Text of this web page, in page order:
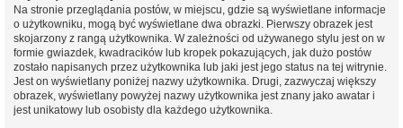
Na stronie przeglądania postów, w miejscu, gdzie są wyświetlane informacje
o użytkowniku, mogą być wyświetlane dwa obrazki. Pierwszy obrazek jest
skojarzony z rangą użytkownika. W zależności od używanego stylu jest on w
formie gwiazdek, kwadracików lub kropek pokazujących, jak dużo postów
zostało napisanych przez użytkownika lub jaki jest jego status na tej witrynie.
Jest on wyświetlany poniżej nazwy użytkownika. Drugi, zazwyczaj większy
obrazek, wyświetlany powyżej nazwy użytkownika jest znany jako awatar i
jest unikatowy lub osobisty dla każdego użytkownika.